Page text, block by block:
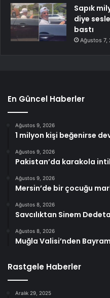
Sapık
diye
bastı
Ağustos 7,
En Güncel Haberler
Ağustos 9, 2026
1 milyon kişi beğenirse
Ağustos 9, 2026
Pakistan’da karakola
Ağustos 9, 2026
Mersin’de bir çocuğu
Ağustos 8, 2026
Savcılıktan Sinem
Ağustos 8, 2026
Muğla Valisi’nden
Rastgele Haberler
Aralık 29, 2025